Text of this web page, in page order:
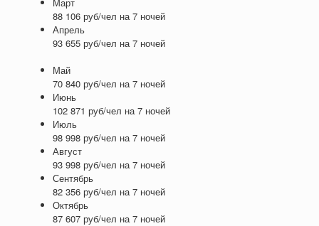
88 106 руб/чел на 7 ночей
Апрель
93 655 руб/чел на 7 ночей
Май
70 840 руб/чел на 7 ночей
Июнь
102 871 руб/чел на 7 ночей
Июль
98 998 руб/чел на 7 ночей
Август
93 998 руб/чел на 7 ночей
Сентябрь
82 356 руб/чел на 7 ночей
Октябрь
87 607 руб/чел на 7 ночей